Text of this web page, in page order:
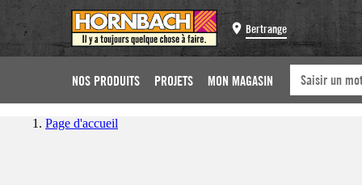
Bertrange
NOS PRODUITS PROJETS MON MAGASIN
Page d'accueil